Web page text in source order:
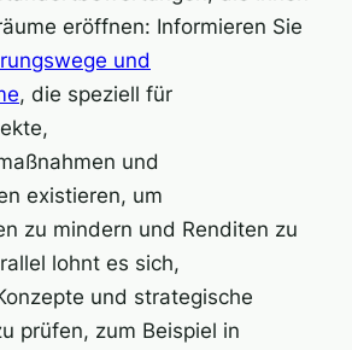
eröffnen: Informieren Sie
und
, die speziell für
und
existieren, um
zu mindern und Renditen zu
lohnt es sich,
und strategische
prüfen, zum Beispiel in